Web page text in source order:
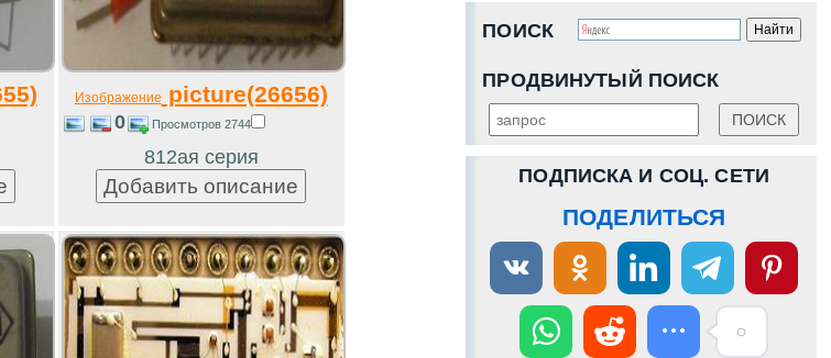
ПОИСК
ПРОДВИНУТЫЙ ПОИСК
ПОДПИСКА И СОЦ. СЕТИ
ПОДЕЛИТЬСЯ
Изображение picture(26656)
0 Просмотров 2744
812ая серия